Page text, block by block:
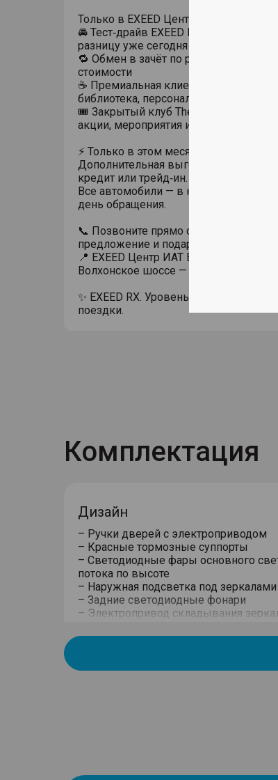
Только в EXEED Центр ИАТ
🚘 Тест‑драйв EXEED RX без
разницу уже сегодня
🔁 Обмен в зачёт по рыночной цене
стоимости
☕ Премиальная клиентская зона:
библиотека, персональный менеджер
🎟 Закрытый клуб The Club EXEEDER
акции, мероприятия и бонусы для
⚡ Только в этом месяце:
Дополнительная выгода до 300 000 ₽
кредит или трейд‑ин.
Все автомобили — в наличии с ПТС,
день обращения.
📞 Позвоните прямо сейчас —
предложение и подарок при визите в
📍 EXEED Центр ИАТ Волхонский,
Волхонское шоссе — ваш флагманский
✨ EXEED RX. Уровень, который
поездки.
Комплектация
Дизайн
– Ручки дверей с электроприводом
– Красные тормозные суппорты
– Светодиодные фары основного
потока по высоте
– Наружная подсветка под
– Задние светодиодные фонари
– Электропривод складывания
– Передние дневные светодиодные